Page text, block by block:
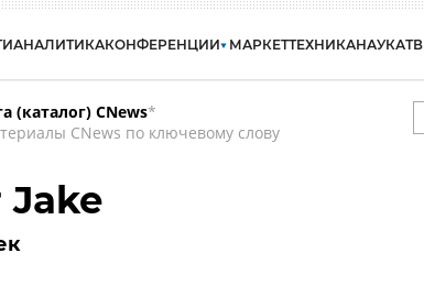
АНАЛИТИКАКОНФЕРЕНЦИИ МАРКЕТТЕХНИКАНАУКАТВ
(каталог) CNews*
CNews по ключевому слову
Jake